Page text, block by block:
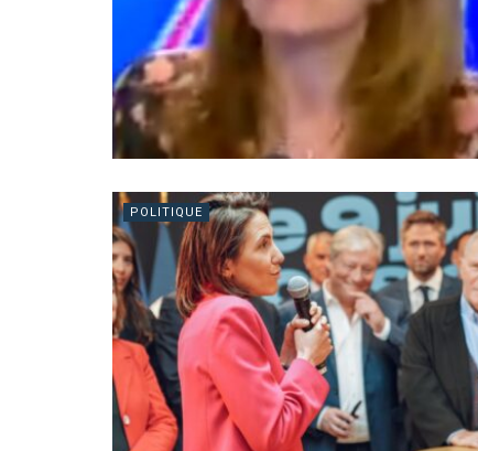
POLITIQUE